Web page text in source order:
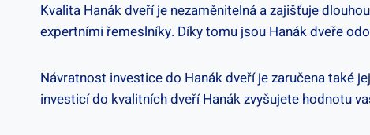
Kvalita Hanák dveří je nezaměnitelná a zajišťuje
expertními řemeslníky. Díky tomu jsou Hanák dveře
Návratnost investice do Hanák dveří je zaručena také
investicí do kvalitních dveří Hanák zvyšujete hodnotu